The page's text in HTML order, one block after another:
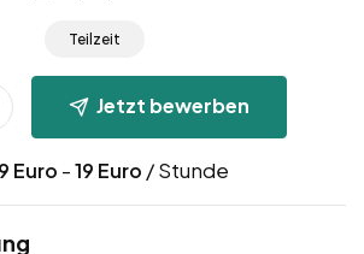
Teilzeit
Jetzt bewerben
Euro -19 Euro / Stunde